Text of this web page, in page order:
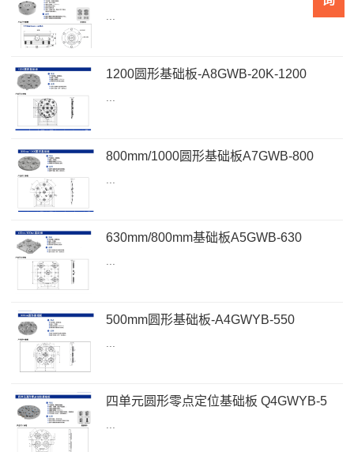
1200圆形基础板-A8GWB-20K-1200
...
800mm/1000圆形基础板A7GWB-800
630mm/800mm基础板A5GWB-630
...
500mm圆形基础板-A4GWYB-550
四单元圆形零点定位基础板 Q4GWYB-5
...